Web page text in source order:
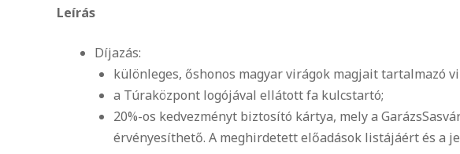
Leírás
Díjazás:
különleges, őshonos magyar virágok magjait tartalmazó
a Túraközpont logójával ellátott fa kulcstartó;
20%-os kedvezményt biztosító kártya, mely a
érvényesíthető. A meghirdetett előadások listájáért és a